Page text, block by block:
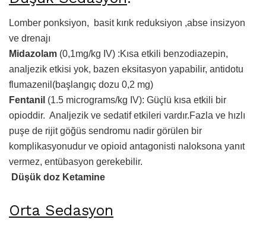
Lomber ponksiyon, basit kırık reduksiyon ,abse insizyon
ve drenajı
Midazolam (0,1mg/kg IV) :Kısa etkili benzodiazepin,
analjezik etkisi yok, bazen eksitasyon yapabilir, antidotu
flumazenil(başlangıç dozu 0,2 mg)
Fentanil (1.5 micrograms/kg IV): Güçlü kısa etkili bir
opioddir. Analjezik ve sedatif etkileri vardır.Fazla ve hızlı
puşe de rijit göğüs sendromu nadir görülen bir
komplikasyonudur ve opioid antagonisti naloksona yanıt
vermez, entübasyon gerekebilir.
Düşük doz Ketamine
Orta Sedasyon